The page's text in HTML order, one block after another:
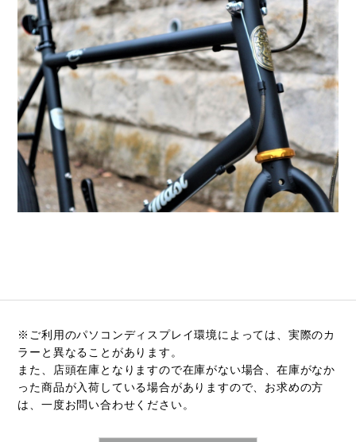
※ご利用のパソコンディスプレイ環境によっては、実際のカ
ラーと異なることがあります。
また、店頭在庫となりますので在庫がない場合、在庫がなか
った商品が入荷している場合がありますので、お求めの方
は、一度お問い合わせください。